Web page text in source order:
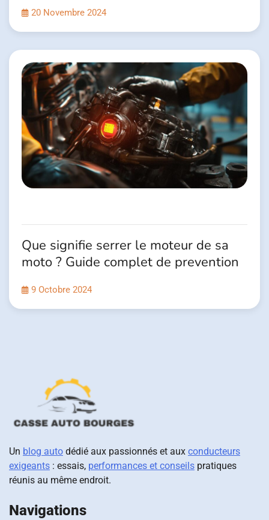
20 Novembre 2024
Que signifie serrer le moteur de sa
moto ? Guide complet de prevention
9 Octobre 2024
Un blog auto dédié aux passionnés et aux conducteurs
exigeants : essais, performances et conseils pratiques
réunis au même endroit.
Navigations